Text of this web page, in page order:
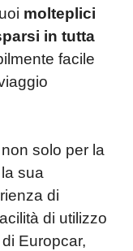
molteplici
in tutta
facile
solo per la
sua
di
di utilizzo
Europcar,